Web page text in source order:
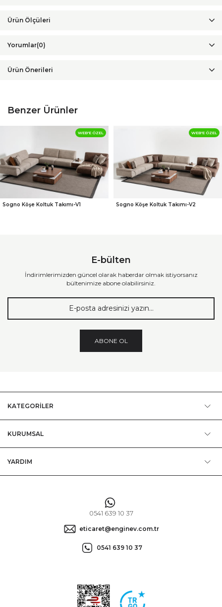
Yorumlar(0)
Ürün Önerileri
Benzer Ürünler
Sogno Köşe Koltuk Takımı-V1
WEB'E ÖZEL
Sogno Köşe Koltuk Takımı-V2
WEB'E ÖZEL
E-bülten
İndirimlerimizden güncel olarak haberdar olmak istiyorsanız
bültenimize abone olabilirsiniz.
ABONE OL
KATEGORİLER
KURUMSAL
YARDIM
0541 639 10 37
eticaret@enginev.com.tr
0541 639 10 37